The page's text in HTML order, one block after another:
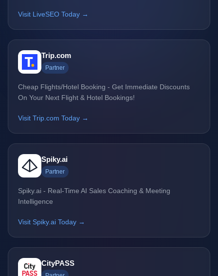
Visit LiveSEO Today →
Trip.com
Partner
Cheap Flights/Hotel Booking - Get Immediate Discounts
On Your Next Flight & Hotel Bookings!
Visit Trip.com Today →
Spiky.ai
Partner
Spiky.ai - Real-Time AI Sales Coaching & Meeting
Intelligence
Visit Spiky.ai Today →
CityPASS